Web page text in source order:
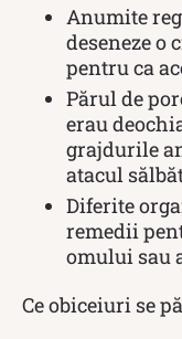
Anumite
deseneze o
pentru ca
Părul de
erau
grajdurile
atacul
Diferite
remedii
omului sau
Ce obiceiuri se